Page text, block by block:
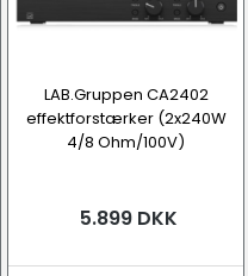
LAB.Gruppen CA2402
effektforstærker (2x240W
4/8 Ohm/100V)
5.899 DKK